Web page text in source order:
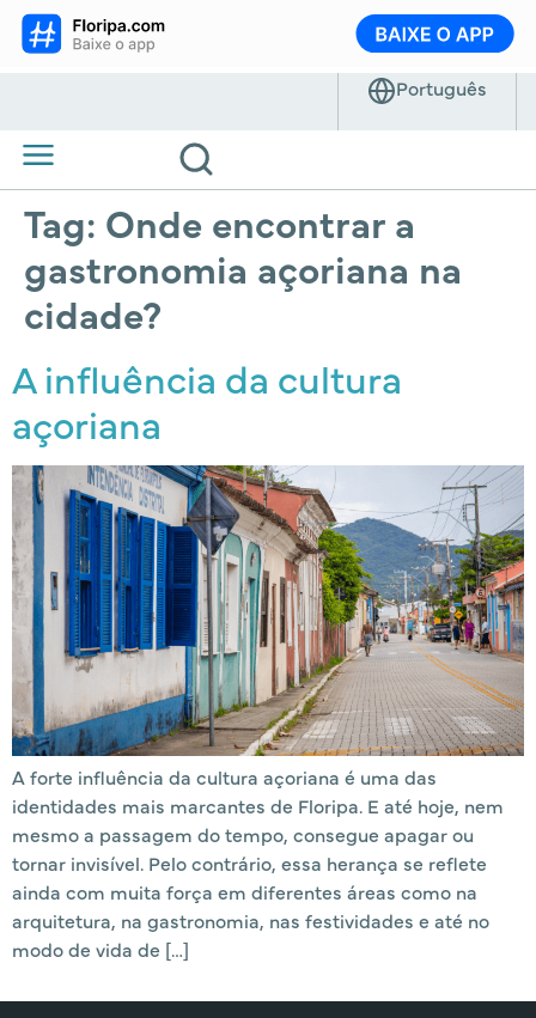
Tag: Onde encontrar a
gastronomia açoriana na
cidade?
A influência da cultura
açoriana
A forte influência da cultura açoriana é uma das
identidades mais marcantes de Floripa. E até hoje, nem
mesmo a passagem do tempo, consegue apagar ou
tornar invisível. Pelo contrário, essa herança se reflete
ainda com muita força em diferentes áreas como na
arquitetura, na gastronomia, nas festividades e até no
modo de vida de […]